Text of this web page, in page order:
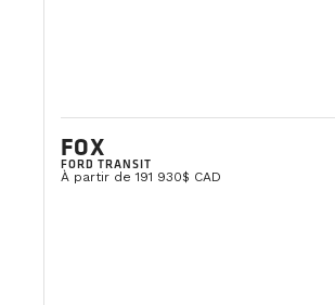
FOX
FORD TRANSIT
À partir de 191 930$ CAD